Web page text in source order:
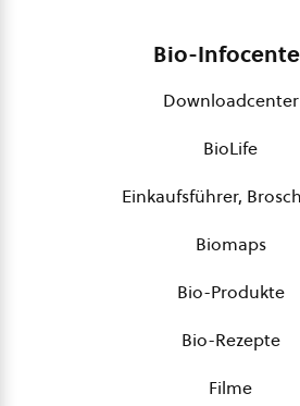
Bio-
Downloadcenter
BioLife
Einkaufsführer,
Biomaps
Bio-Produkte
Bio-Rezepte
Filme